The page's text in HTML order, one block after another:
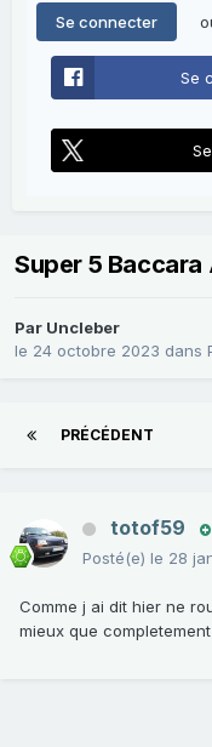
Se connecter
Se
Super 5
Par Uncleber
le 24 octobre 2023 dans
PRÉCÉDENT
totof59
Posté(e) le 28
Comme j ai dit hier ne
mieux que